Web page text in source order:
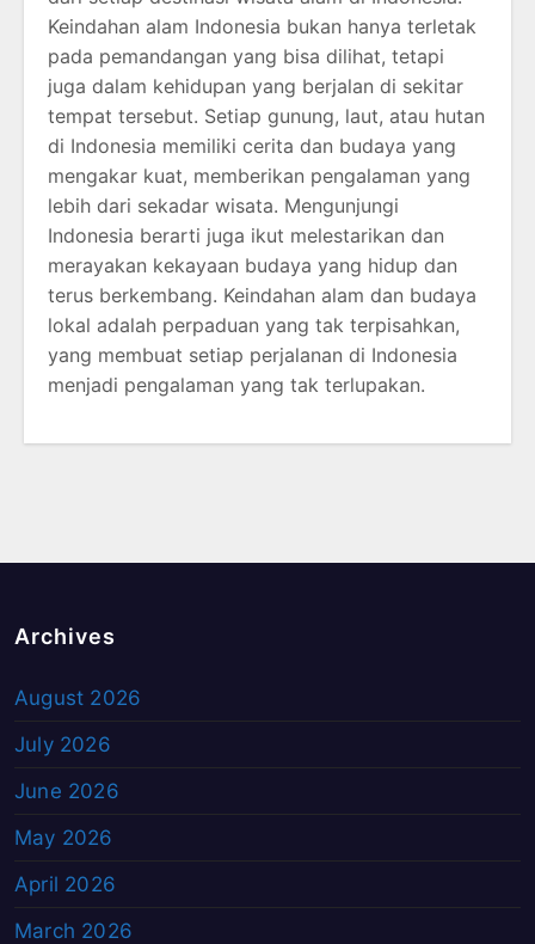
Keindahan alam Indonesia bukan hanya terletak
pada pemandangan yang bisa dilihat, tetapi
juga dalam kehidupan yang berjalan di sekitar
tempat tersebut. Setiap gunung, laut, atau hutan
di Indonesia memiliki cerita dan budaya yang
mengakar kuat, memberikan pengalaman yang
lebih dari sekadar wisata. Mengunjungi
Indonesia berarti juga ikut melestarikan dan
merayakan kekayaan budaya yang hidup dan
terus berkembang. Keindahan alam dan budaya
lokal adalah perpaduan yang tak terpisahkan,
yang membuat setiap perjalanan di Indonesia
menjadi pengalaman yang tak terlupakan.
Archives
August 2026
July 2026
June 2026
May 2026
April 2026
March 2026